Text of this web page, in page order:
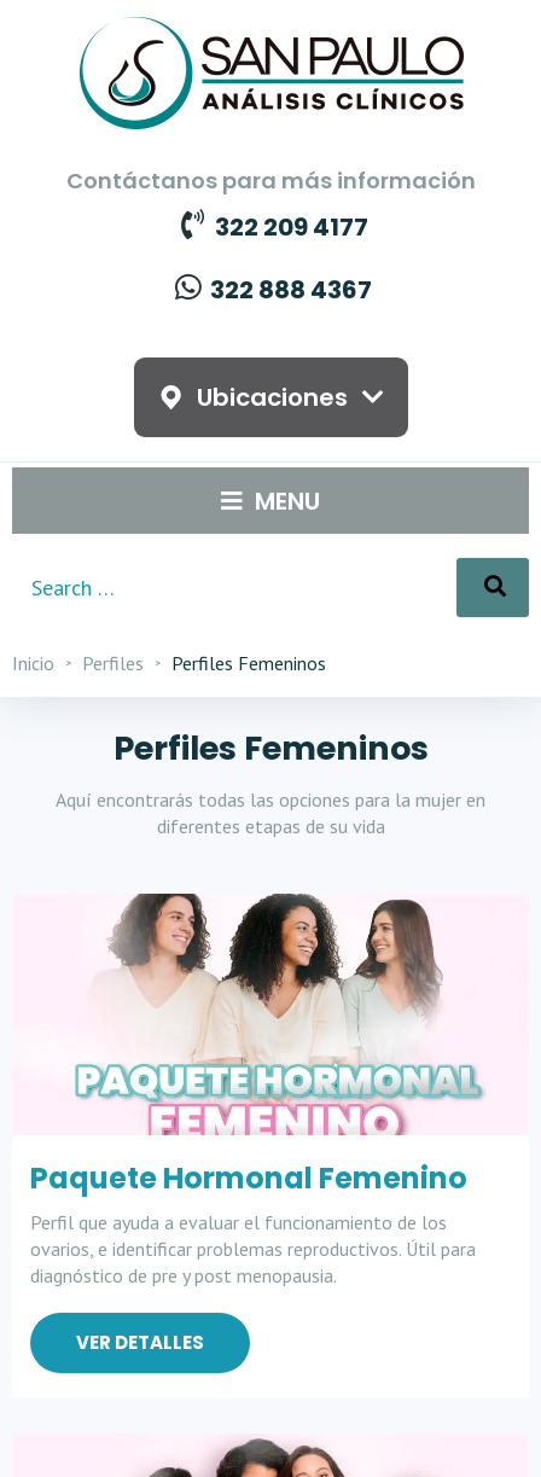
Contáctanos para más información
322 209 4177
322 888 4367
Ubicaciones
MENU
Inicio Perfiles Perfiles Femeninos
Perfiles Femeninos
Aquí encontrarás todas las opciones para la mujer en
diferentes etapas de su vida
Paquete Hormonal Femenino
Perfil que ayuda a evaluar el funcionamiento de los
ovarios, e identificar problemas reproductivos. Útil para
diagnóstico de pre y post menopausia.
VER DETALLES